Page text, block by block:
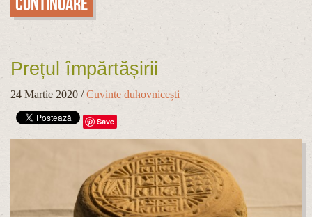
Prețul împărtășirii
24 Martie 2020 /Cuvinte duhovnicești
Save